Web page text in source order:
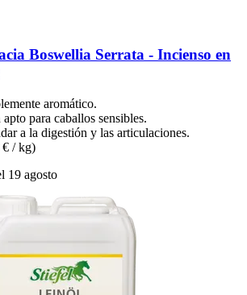
Boswellia Serrata -​ Incienso en
aromático.
para caballos sensibles.
a la digestión y las articulaciones.
€ / kg)
19 agosto